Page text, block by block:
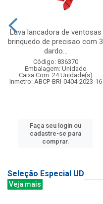
Luva lancadora de ventosas
brinquedo de precisao com 3
dardo...
Código: 836370
Embalagem: Unidade
Caixa Com: 24 Unidade(s)
Inmetro: ABCP-BRI-0404-2023-16
Faça seu login ou
cadastre-se para
comprar.
Seleção Especial UD
Veja mais